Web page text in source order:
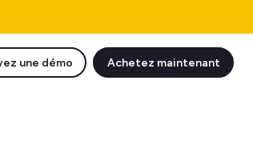
une démo Achetez maintenant